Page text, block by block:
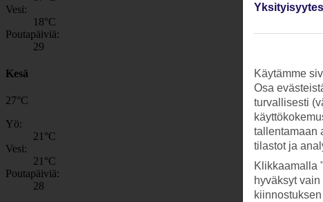
Vesi:
18°C
Poutapäiviä:
29
Kesä
27°C
Yö:
21 °C
Vesi:
21 °C
Poutapäiviä:
28
Käytämme
Osa
turvallisesti
tallentamaan
tilastot ja
Klikkaamalla
hyväksyt